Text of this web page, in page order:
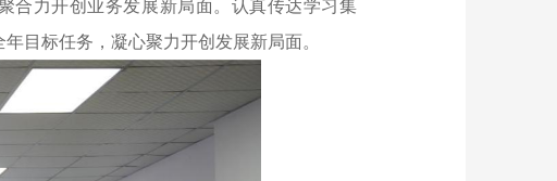
合力开创业务发展新局面。认真传达学习集
目标任务，凝心聚力开创发展新局面。